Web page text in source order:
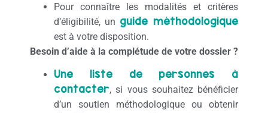
Pour connaître les modalités et critères
d’éligibilité, un guide méthodologique
est à votre disposition.
Besoin d’aide à la complétude de votre dossier ?
Une liste de personnes à
contacter, si vous souhaitez bénéficier
d’un soutien méthodologique ou obtenir